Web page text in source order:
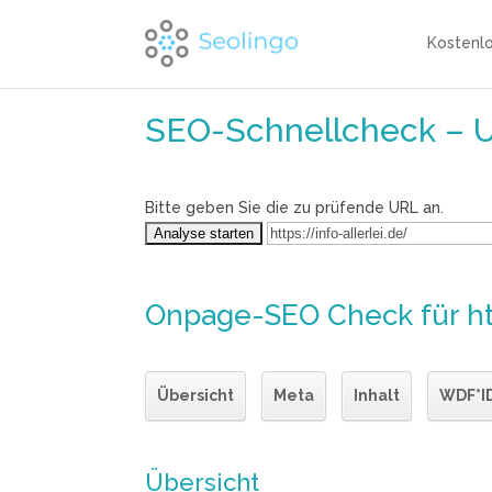
SEO-Schnellcheck –
Bitte geben Sie die zu prüfende URL an.
Onpage-SEO Check für
Übersicht Meta Inhalt
Übersicht